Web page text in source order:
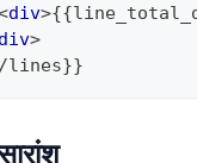
div>
div>
lines}}